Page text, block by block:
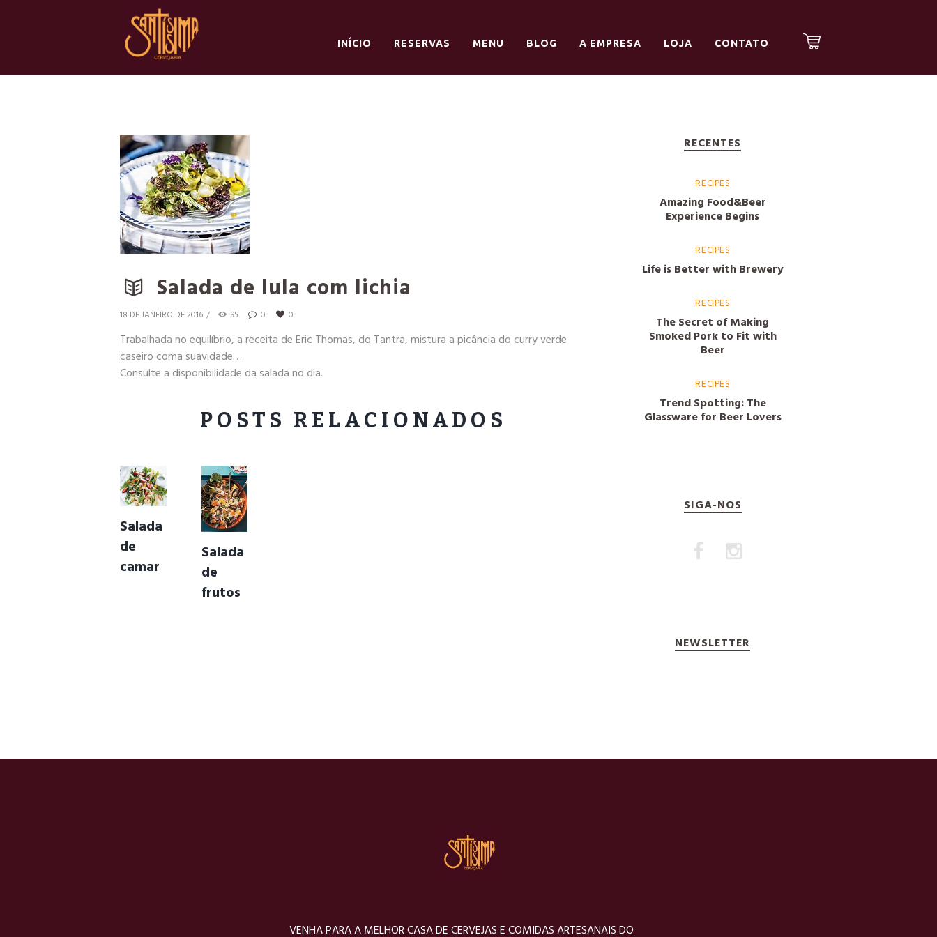
INÍCIO RESERVAS MENU BLOG A EMPRESA LOJA CONTATO
Salada de lula com lichia
18 DE JANEIRO DE 2016 95 0 0
Trabalhada no equilíbrio, a receita de Eric Thomas, do Tantra, mistura a picância do curry verde
caseiro coma suavidade…
Consulte a disponibilidade da salada no dia.
POSTS RELACIONADOS
Salada
de
camar
Salada
de
frutos
RECENTES
RECIPES
Amazing Food&Beer
Experience Begins
RECIPES
Life is Better with Brewery
RECIPES
The Secret of Making
Smoked Pork to Fit with
Beer
RECIPES
Trend Spotting: The
Glassware for Beer Lovers
SIGA-NOS
NEWSLETTER
VENHA PARA A MELHOR CASA DE CERVEJAS E COMIDAS ARTESANAIS DO